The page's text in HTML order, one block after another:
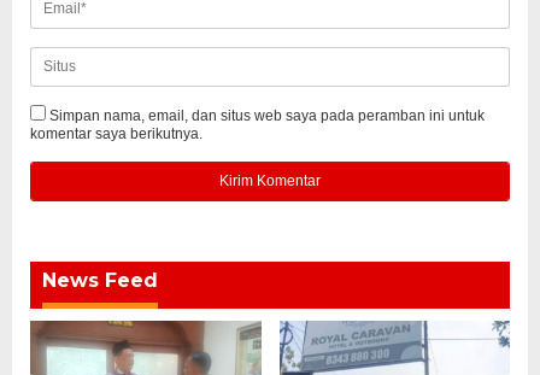
Simpan nama, email, dan situs web saya pada peramban ini untuk
komentar saya berikutnya.
News Feed